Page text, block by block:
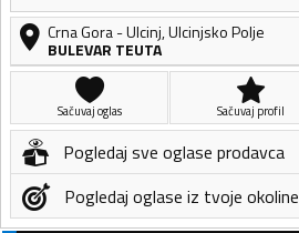
Crna Gora-Ulcinj,Ulcinjsko Polje
BULEVAR TEUTA
Sačuvaj oglas Sačuvaj profil
Pogledaj sve oglase prodavca
Pogledaj oglase iz tvoje okoline